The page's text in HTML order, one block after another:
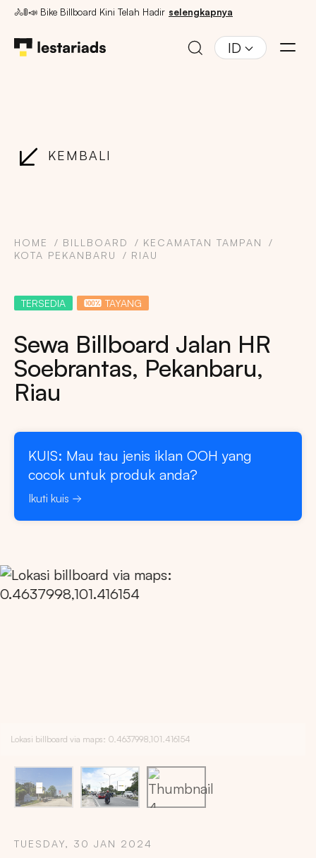
🚴🚦📣 Bike Billboard Kini Telah Hadir selengkapnya
ID
KEMBALI
HOME BILLBOARD
KECAMATAN TAMPAN
KOTA PEKANBARU
RIAU
TERSEDIA TAYANG
Sewa Billboard Jalan HR
Soebrantas, Pekanbaru,
Riau
KUIS: Mau tau jenis iklan OOH yang
cocok untuk produk anda?
Ikuti kuis
Lokasi billboard via maps: 0.4637998,101.416154
TUESDAY, 30 JAN 2024